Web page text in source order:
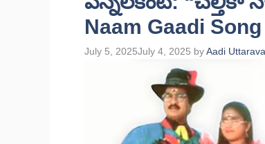
Naam Gaadi
July 5, 2025July 4, 2025 byAadi